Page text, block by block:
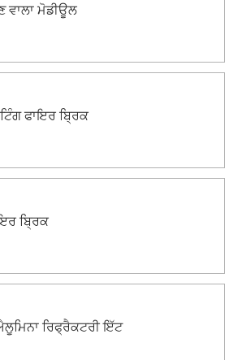
ਵਾਲਾ ਮੋਡੀਊਲ
ਫਾਇਰ ਬ੍ਰਿਕ
ਬ੍ਰਿਕ
ਰਿਫ੍ਰੈਕਟਰੀ ਇੱਟ